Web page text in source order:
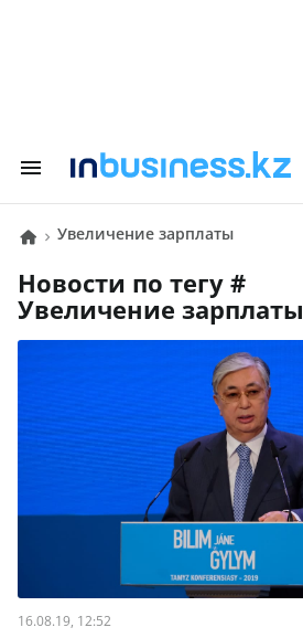
увеличение зарплаты
Новости по тегу #
увеличение зарплаты
16.08.19, 12:52